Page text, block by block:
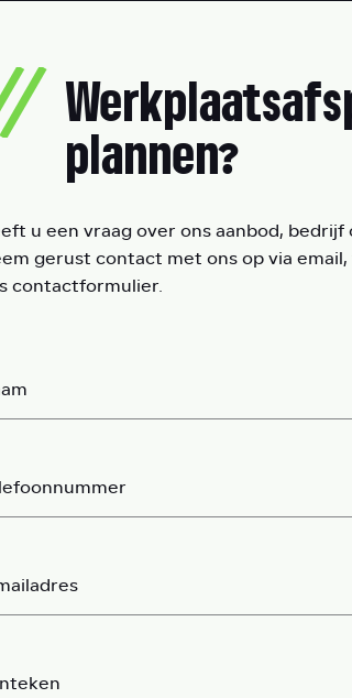
plannen?
u een vraag over ons aanbod, bedrijf
gerust contact met ons op via
contactformulier.